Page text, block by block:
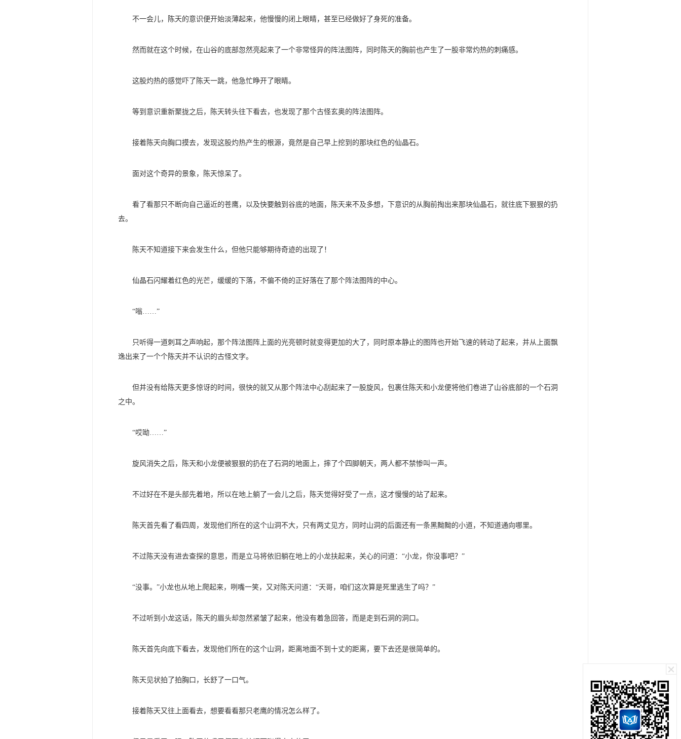
不一会儿，陈天的意识便开始淡薄起来，他慢慢的闭上眼睛，甚至已经做好了身死的准备。
然而就在这个时候，在山谷的底部忽然亮起来了一个非常怪异的阵法图阵，同时陈天的胸前也产生了一股非常灼热的刺痛感。
这股灼热的感觉吓了陈天一跳，他急忙睁开了眼睛。
等到意识重新聚拢之后，陈天转头往下看去，也发现了那个古怪玄奥的阵法图阵。
接着陈天向胸口摸去，发现这股灼热产生的根源，竟然是自己早上挖到的那块红色的仙晶石。
面对这个奇异的景象，陈天惊呆了。
看了看那只不断向自己逼近的苍鹰，以及快要触到谷底的地面，陈天来不及多想，下意识的从胸前掏出来那块仙晶石，就往底下狠狠的扔
去。
陈天不知道接下来会发生什么，但他只能够期待奇迹的出现了！
仙晶石闪耀着红色的光芒，缓缓的下落，不偏不倚的正好落在了那个阵法图阵的中心。
“嗡……”
只听得一道刺耳之声响起，那个阵法图阵上面的光亮顿时就变得更加的大了，同时原本静止的图阵也开始飞速的转动了起来，并从上面飘
逸出来了一个个陈天并不认识的古怪文字。
但并没有给陈天更多惊讶的时间，很快的就又从那个阵法中心刮起来了一股旋风，包裹住陈天和小龙便将他们卷进了山谷底部的一个石洞
之中。
“哎呦……”
旋风消失之后，陈天和小龙便被狠狠的扔在了石洞的地面上，摔了个四脚朝天，两人都不禁惨叫一声。
不过好在不是头部先着地，所以在地上躺了一会儿之后，陈天觉得好受了一点，这才慢慢的站了起来。
陈天首先看了看四周，发现他们所在的这个山洞不大，只有两丈见方，同时山洞的后面还有一条黑黝黝的小道，不知道通向哪里。
不过陈天没有进去查探的意思，而是立马将依旧躺在地上的小龙扶起来，关心的问道：“小龙，你没事吧？”
“没事。”小龙也从地上爬起来，咧嘴一笑，又对陈天问道：“天哥，咱们这次算是死里逃生了吗？”
不过听到小龙这话，陈天的眉头却忽然紧皱了起来，他没有着急回答，而是走到石洞的洞口。
陈天首先向底下看去，发现他们所在的这个山洞，距离地面不到十丈的距离，要下去还是很简单的。
陈天见状拍了拍胸口，长舒了一口气。
接着陈天又往上面看去，想要看看那只老鹰的情况怎么样了。